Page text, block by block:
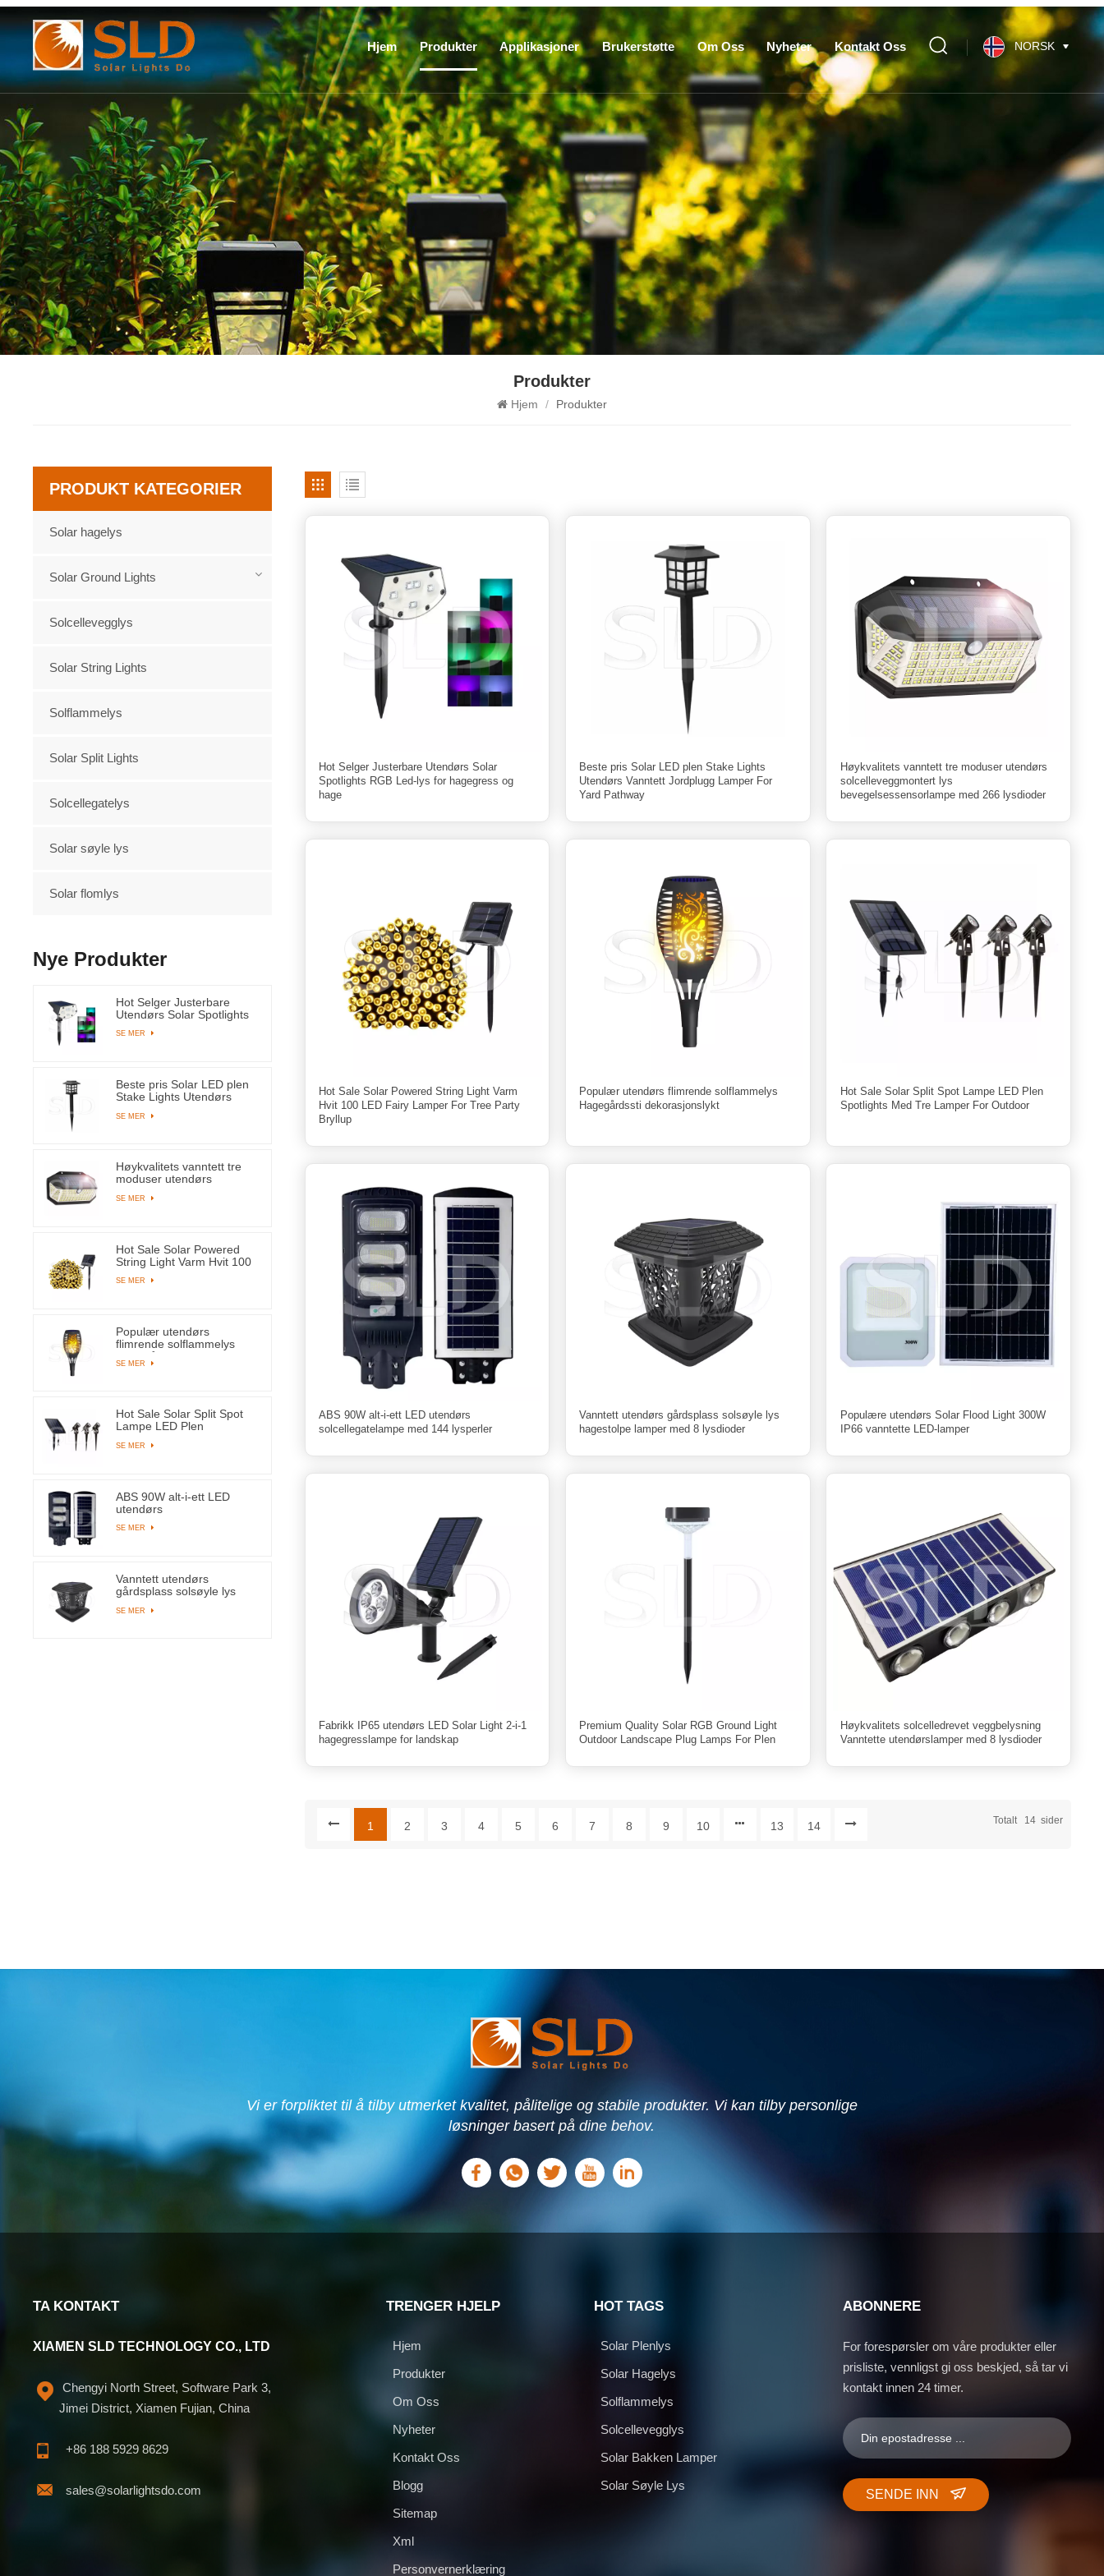
Hjem Produkter Applikasjoner Brukerstøtte Om Oss Nyheter Kontakt Oss NORSK
Produkter
Hjem / Produkter
Hot Selger Justerbare Utendørs Solar
Spotlights RGB Led-lys for hagegress og
hage
Beste pris Solar LED plen Stake Lights
Utendørs Vanntett Jordplugg Lamper For
Yard Pathway
Høykvalitets vanntett tre moduser utendørs
solcelleveggmontert lys
bevegelsessensorlampe med 266 lysdioder
Hot Sale Solar Powered String Light Varm
Hvit 100 LED Fairy Lamper For Tree Party
Bryllup
Populær utendørs flimrende solflammelys
Hagegårdssti dekorasjonslykt
Hot Sale Solar Split Spot Lampe LED Plen
Spotlights Med Tre Lamper For Outdoor
ABS 90W alt-i-ett LED utendørs
solcellegatelampe med 144 lysperler
Vanntett utendørs gårdsplass solsøyle lys
hagestolpe lamper med 8 lysdioder
Populære utendørs Solar Flood Light 300W
IP66 vanntette LED-lamper
Fabrikk IP65 utendørs LED Solar Light 2-i-1
hagegresslampe for landskap
Premium Quality Solar RGB Ground Light
Outdoor Landscape Plug Lamps For Plen
Høykvalitets solcelledrevet veggbelysning
Vanntette utendørslamper med 8 lysdioder
1 2 3 4 5 6 7 8 9 10 13 14 Totalt 14 Sider
PRODUKT KATEGORIER
Solar hagelys
Solar Ground Lights
Solcellevegglys
Solar String Lights
Solflammelys
Solar Split Lights
Solcellegatelys
Solar søyle lys
Solar flomlys
Nye Produkter
Hot Selger Justerbare
Utendørs Solar Spotlights
hagegress og hage
SE MER
Beste pris Solar LED plen
Stake Lights Utendørs
Lamper For Yard Pathway
SE MER
Høykvalitets vanntett tre
moduser utendørs
bevegelsessensorlampe
SE MER
Hot Sale Solar Powered
String Light Varm Hvit 100
Tree Party Bryllup
SE MER
Populær utendørs
flimrende solflammelys
Hagegårdssti
dekorasjonslykt
SE MER
Hot Sale Solar Split Spot
Lampe LED Plen
Lamper For Outdoor
SE MER
ABS 90W alt-i-ett LED
utendørs
144 lysperler
SE MER
Vanntett utendørs
gårdsplass solsøyle lys
lysdioder
SE MER
Vi er forpliktet til å tilby utmerket kvalitet, pålitelige og stabile produkter. Vi kan tilby personlige
løsninger basert på dine behov.
TA KONTAKT
XIAMEN SLD TECHNOLOGY CO., LTD
Chengyi North Street, Software Park 3,
Jimei District, Xiamen Fujian, China
+86 188 5929 8629
sales@solarlightsdo.com
TRENGER HJELP
Hjem
Produkter
Om Oss
Nyheter
Kontakt Oss
Blogg
Sitemap
Xml
Personvernerklæring
HOT TAGS
Solar Plenlys
Solar Hagelys
Solflammelys
Solcellevegglys
Solar Bakken Lamper
Solar Søyle Lys
ABONNERE
For forespørsler om våre produkter eller
prisliste, vennligst gi oss beskjed, så tar vi
kontakt innen 24 timer.
SENDE INN